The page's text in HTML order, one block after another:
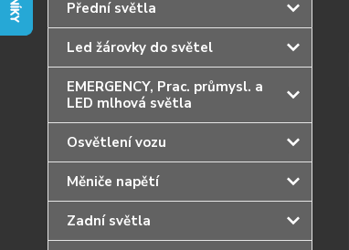
Přední světla
Led žárovky do světel
EMERGENCY, Prac. průmysl. a
LED mlhová světla
Osvětlení vozu
Měniče napětí
Zadní světla